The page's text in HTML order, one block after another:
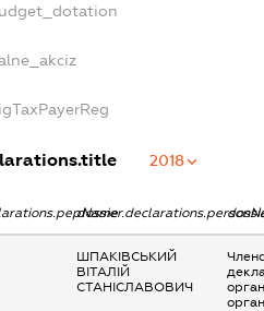
2018
ШПАКІВСЬКИЙ
ВІТАЛІЙ
СТАНІСЛАВОВИЧ